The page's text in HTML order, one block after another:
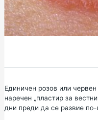
Единичен розов или
наречен „пластир за
дни преди да се развие